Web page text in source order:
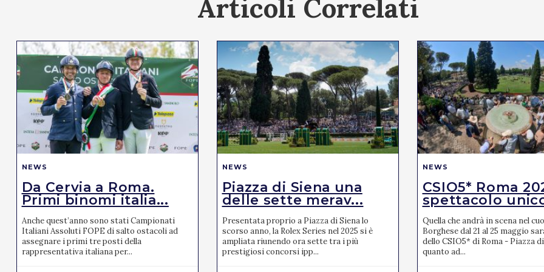
Articoli Correlati
NEWS
Da Cervia a Roma.
Primi binomi italia...
Anche quest’anno sono stati Campionati
Italiani Assoluti FOPE di salto ostacoli ad
assegnare i primi tre posti della
rappresentativa italiana per...
NEWS
Piazza di Siena una
delle sette merav...
Presentata proprio a Piazza di Siena lo
scorso anno, la Rolex Series nel 2025 si è
ampliata riunendo ora sette tra i più
prestigiosi concorsi ipp...
NEWS
CSIO5* Roma
spettacolo
Quella che andrà in scena nel
Borghese dal 21 al 25 maggio
dello CSIO5* di Roma - Piazza
quanto ad...